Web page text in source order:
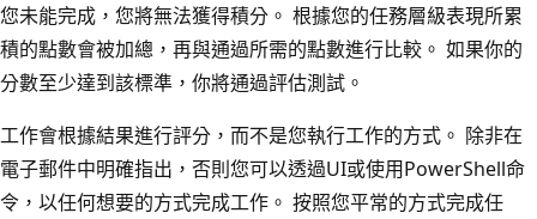
您未能完成，您將無法獲得積分。 根據您的任務層級表現所累
積的點數會被加總，再與通過所需的點數進行比較。 如果你的
分數至少達到該標準，你將通過評估測試。
工作會根據結果進行評分，而不是您執行工作的方式。 除非在
電子郵件中明確指出，否則您可以透過UI或使用PowerShell命
令，以任何想要的方式完成工作。 按照您平常的方式完成任